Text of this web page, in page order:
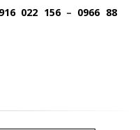
022 156– 0966 88